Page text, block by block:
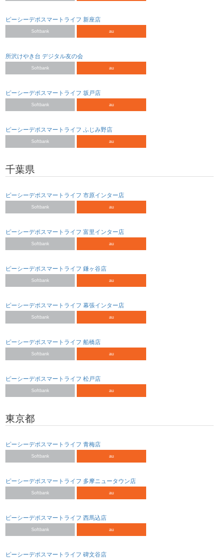
ピーシーデポスマートライフ 新座店
Softbank au
所沢けやき台 デジタル友の会
Softbank au
ピーシーデポスマートライフ 坂戸店
Softbank au
ピーシーデポスマートライフ ふじみ野店
Softbank au
千葉県
ピーシーデポスマートライフ 市原インター店
Softbank au
ピーシーデポスマートライフ 富里インター店
Softbank au
ピーシーデポスマートライフ 鎌ヶ谷店
Softbank au
ピーシーデポスマートライフ 幕張インター店
Softbank au
ピーシーデポスマートライフ 船橋店
Softbank au
ピーシーデポスマートライフ 松戸店
Softbank au
東京都
ピーシーデポスマートライフ 青梅店
Softbank au
ピーシーデポスマートライフ 多摩ニュータウン店
Softbank au
ピーシーデポスマートライフ 西馬込店
Softbank au
ピーシーデポスマートライフ 碑文谷店